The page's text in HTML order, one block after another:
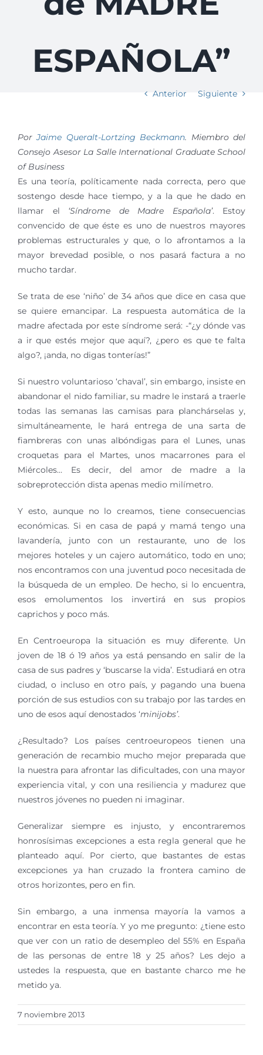
ESPAÑOLA”
Anterior Siguiente
PorJaime Queralt-Lortzing Beckmann. Miembro del
Consejo Asesor La Salle International Graduate School
of Business
Es una teoría, políticamente nada correcta, pero que
sostengo desde hace tiempo, y a la que he dado en
llamar el ‘Síndrome de Madre Española’. Estoy
convencido de que éste es uno de nuestros mayores
problemas estructurales y que, o lo afrontamos a la
mayor brevedad posible, o nos pasará factura a no
mucho tardar.
Se trata de ese ‘niño’ de 34 años que dice en casa que
se quiere emancipar. La respuesta automática de la
madre afectada por este síndrome será: -“¿y dónde vas
a ir que estés mejor que aquí?, ¿pero es que te falta
algo?, ¡anda, no digas tonterías!”
Si nuestro voluntarioso ‘chaval’, sin embargo, insiste en
abandonar el nido familiar, su madre le instará a traerle
todas las semanas las camisas para planchárselas y,
simultáneamente, le hará entrega de una sarta de
fiambreras con unas albóndigas para el Lunes, unas
croquetas para el Martes, unos macarrones para el
Miércoles… Es decir, del amor de madre a la
sobreprotección dista apenas medio milímetro.
Y esto, aunque no lo creamos, tiene consecuencias
económicas. Si en casa de papá y mamá tengo una
lavandería, junto con un restaurante, uno de los
mejores hoteles y un cajero automático, todo en uno;
nos encontramos con una juventud poco necesitada de
la búsqueda de un empleo. De hecho, si lo encuentra,
esos emolumentos los invertirá en sus propios
caprichos y poco más.
En Centroeuropa la situación es muy diferente. Un
joven de 18 ó 19 años ya está pensando en salir de la
casa de sus padres y ‘buscarse la vida’. Estudiará en otra
ciudad, o incluso en otro país, y pagando una buena
porción de sus estudios con su trabajo por las tardes en
uno de esos aquí denostados ‘minijobs’.
¿Resultado? Los países centroeuropeos tienen una
generación de recambio mucho mejor preparada que
la nuestra para afrontar las dificultades, con una mayor
experiencia vital, y con una resiliencia y madurez que
nuestros jóvenes no pueden ni imaginar.
Generalizar siempre es injusto, y encontraremos
honrosísimas excepciones a esta regla general que he
planteado aquí. Por cierto, que bastantes de estas
excepciones ya han cruzado la frontera camino de
otros horizontes, pero en fin.
Sin embargo, a una inmensa mayoría la vamos a
encontrar en esta teoría. Y yo me pregunto: ¿tiene esto
que ver con un ratio de desempleo del 55% en España
de las personas de entre 18 y 25 años? Les dejo a
ustedes la respuesta, que en bastante charco me he
metido ya.
7 noviembre 2013